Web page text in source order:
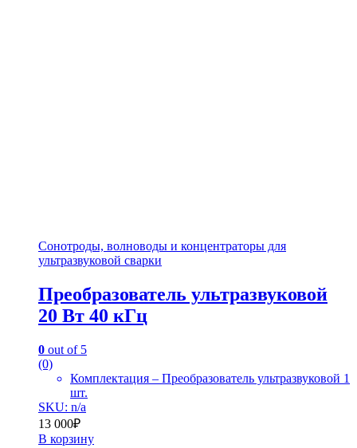
Сонотроды, волноводы и концентраторы для
ультразвуковой сварки
Преобразователь ультразвуковой
20 Вт 40 кГц
0 out of 5
(0)
Комплектация – Преобразователь ультразвуковой 1
шт.
SKU: n/a
13 000₽
В корзину